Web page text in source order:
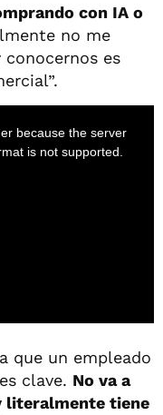
con IA o
no me
es
que un empleado
clave. No va a
literalmente tiene